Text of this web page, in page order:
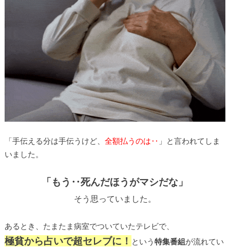
「手伝える分は手伝うけど、 全額払うのは‥ 」と言われてしま
いました。
「もう‥死んだほうがマシだな」
そう思っていました。
あるとき、たまたま病室でついていたテレビで、
極貧から占いで超セレブに！ という 特集番組が流れてい